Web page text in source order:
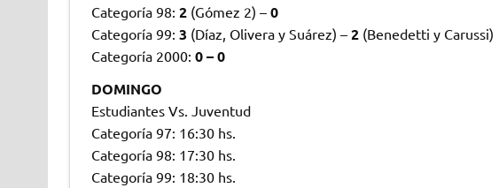
Categoría 98: 2 (Gómez 2) – 0
Categoría 99: 3 (Díaz, Olivera y Suárez) – 2 (Benedetti y Carussi)
Categoría 2000: 0 – 0
DOMINGO
Estudiantes Vs. Juventud
Categoría 97: 16:30 hs.
Categoría 98: 17:30 hs.
Categoría 99: 18:30 hs.